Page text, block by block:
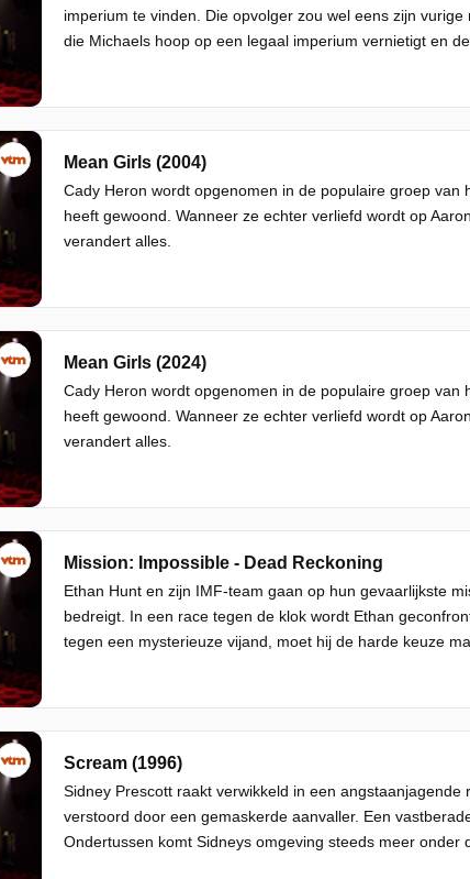
imperium te vinden. Die opvolger zou wel eens zijn
die Michaels hoop op een legaal imperium vernietigt en de
Mean Girls (2004)
Cady Heron wordt opgenomen in de populaire groep
heeft gewoond. Wanneer ze echter verliefd wordt op
verandert alles.
Mean Girls (2024)
Cady Heron wordt opgenomen in de populaire groep
heeft gewoond. Wanneer ze echter verliefd wordt op
verandert alles.
Mission: Impossible - Dead Reckoning
Ethan Hunt en zijn IMF-team gaan op hun gevaarlijkste
bedreigt. In een race tegen de klok wordt Ethan
tegen een mysterieuze vijand, moet hij de harde keuze
Scream (1996)
Sidney Prescott raakt verwikkeld in een
verstoord door een gemaskerde aanvaller. Een
Ondertussen komt Sidneys omgeving steeds meer onder